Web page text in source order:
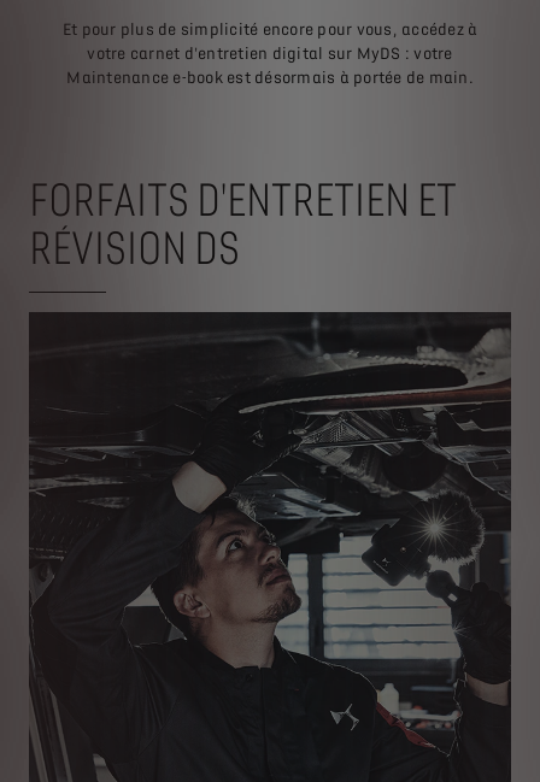
Et pour plus de simplicité encore pour vous, accédez à
votre carnet d'entretien digital sur MyDS : votre
Maintenance e-book est désormais à portée de main.
FORFAITS D'ENTRETIEN ET
RÉVISION DS